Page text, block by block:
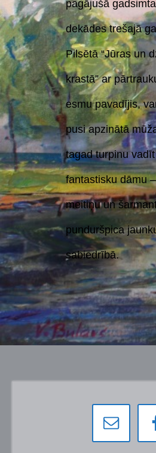
pagājušā
dekādes trešajā
Pilsētā “Jūras un
krastā” ar
esmu pavadījis,
pusi apzinātā
tagad turpinu vadīt
fantastisku dāmu
meitiņu un
punduršpica
sabiedrībā.